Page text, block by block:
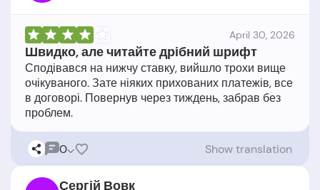
April 30, 2026
Швидко, але читайте дрібний шрифт
Сподівався на нижчу ставку, вийшло трохи вище
очікуваного. Зате ніяких прихованих платежів, все
в договорі. Повернув через тиждень, забрав без
0 Show translation
Сергій Вовк